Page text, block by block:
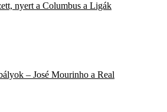
nyert a Columbus a Ligák
– José Mourinho a Real